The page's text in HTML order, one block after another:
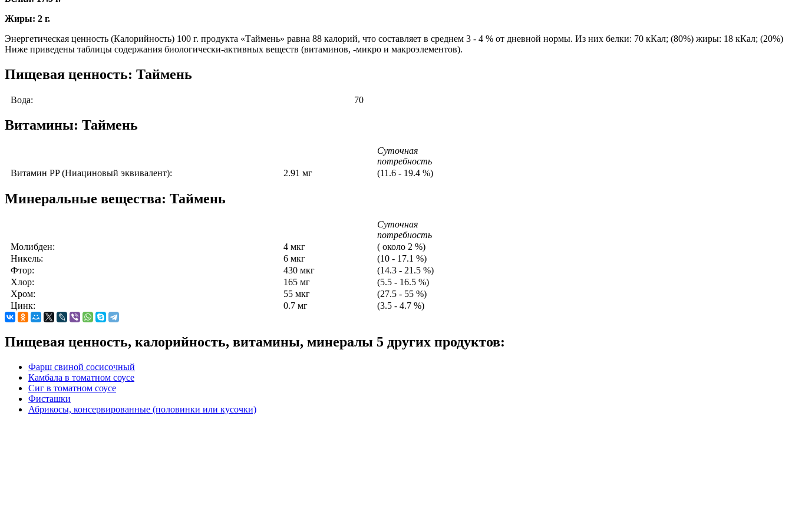
Жиры: 2 г.
Энергетическая ценность (Калорийность) 100 г. продукта «Таймень» равна 88 калорий, что составляет в среднем 3 - 4 % от дневной нормы. Из них белки: 70 кКал; (80%) жиры: 18 кКал; (20%)
Ниже приведены таблицы содержания биологически-активных веществ (витаминов, -микро и макроэлементов).
Пищевая ценность: Таймень
Вода: 70
Витамины: Таймень
Суточная
потребность
Витамин PP (Ниациновый эквивалент):
2.91 мг (11.6 - 19.4 %)
Минеральные вещества: Таймень
Суточная
потребность
Молибден:
4 мкг
( около 2 %)
Никель:
6 мкг
(10 - 17.1 %)
Фтор:
430 мкг
(14.3 - 21.5 %)
Хлор:
165 мг
(5.5 - 16.5 %)
Хром:
55 мкг
(27.5 - 55 %)
Цинк:
0.7 мг (3.5 - 4.7 %)
Пищевая ценность, калорийность, витамины, минералы 5 других продуктов:
Фарш свиной сосисочный
Камбала в томатном соусе
Сиг в томатном соусе
Фисташки
Абрикосы, консервированные (половинки или кусочки)